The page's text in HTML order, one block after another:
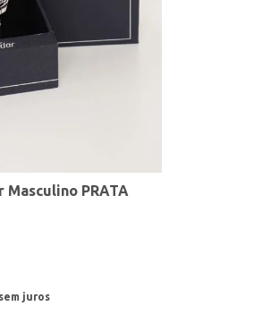
Masculino PRATA